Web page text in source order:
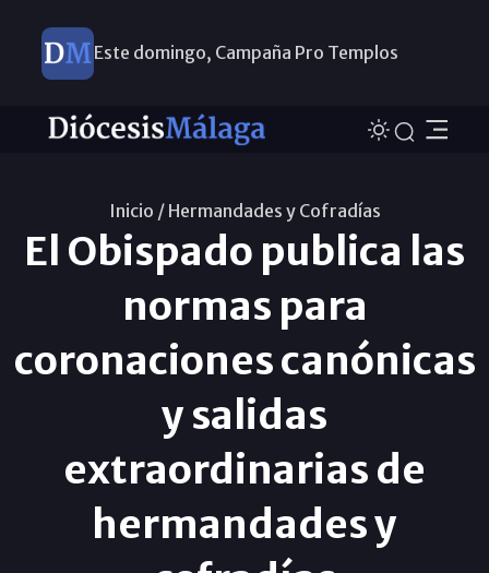
Este domingo, Campaña Pro Templos
Inicio / Hermandades y Cofradías
El Obispado publica las
normas para
coronaciones canónicas
y salidas
extraordinarias de
hermandades y